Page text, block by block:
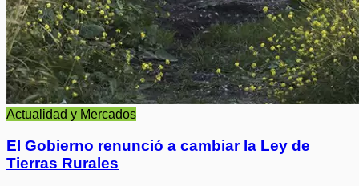
Actualidad y Mercados
El Gobierno renunció a cambiar la Ley de
Tierras Rurales